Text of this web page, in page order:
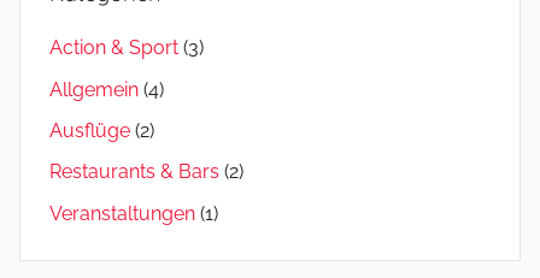
Action & Sport (3)
Allgemein (4)
Ausflüge (2)
Restaurants & Bars (2)
Veranstaltungen (1)